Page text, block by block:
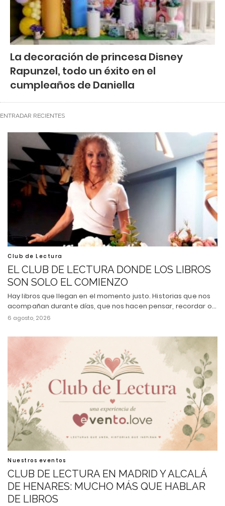
La decoración de princesa Disney
Rapunzel, todo un éxito en el
cumpleaños de Daniella
ENTRADAR RECIENTES
Club de Lectura
EL CLUB DE LECTURA DONDE LOS LIBROS
SON SOLO EL COMIENZO
Hay libros que llegan en el momento justo. Historias que nos
acompañan durante días, que nos hacen pensar, recordar o…
6 agosto, 2026
Nuestros eventos
CLUB DE LECTURA EN MADRID Y ALCALÁ
DE HENARES: MUCHO MÁS QUE HABLAR
DE LIBROS